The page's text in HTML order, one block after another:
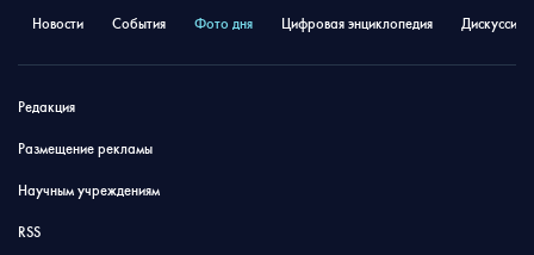
Новости События Фото дня Цифровая энциклопедия
Редакция
Размещение рекламы
Научным учреждениям
RSS